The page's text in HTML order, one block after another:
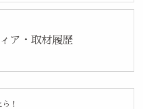
ア・取材履歴
！